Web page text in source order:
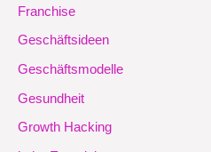
Franchise
Geschäftsideen
Geschäftsmodelle
Gesundheit
Growth Hacking